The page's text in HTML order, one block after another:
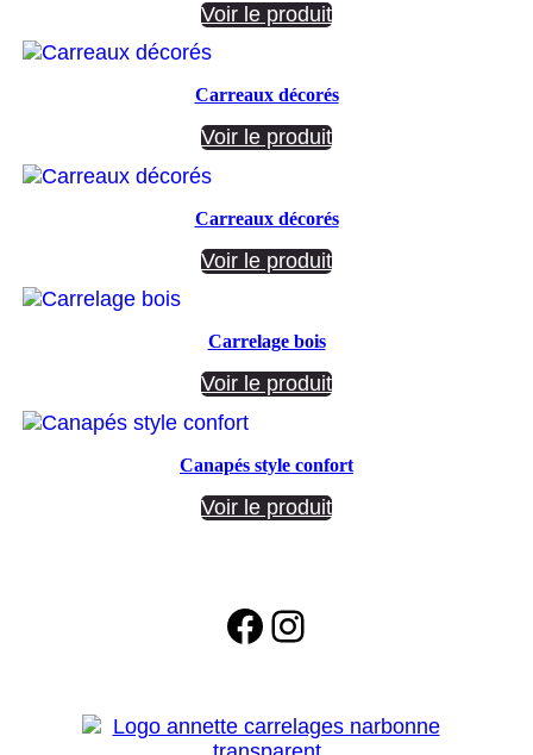
Voir le produit
Carreaux décorés
Voir le produit
Carreaux décorés
Voir le produit
Carrelage bois
Voir le produit
Canapés style confort
Voir le produit
Facebook
Instagram